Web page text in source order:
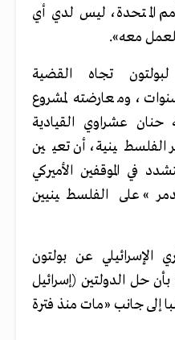
المتحدة، ليس لدي أي
معه».
تجاه القضية
ومعارضته لمشروع
حنان عشراوي القيادية
الفلسطينية، أن تعيين
في الموقفين الأميركي
على الفلسطينيين
الإسرائيلي عن بولتون
تصريحات أدلى بها في 2016 بأن حل الدولتين (إسرائيل
إلى جانب «مات منذ فترة